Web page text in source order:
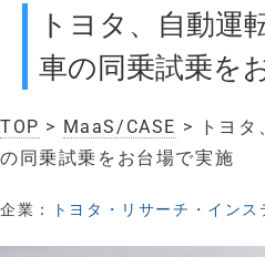
トヨタ、自動運
車の同乗試乗を
TOP > MaaS/CASE > トヨタ
の同乗試乗をお台場で実施
企業： トヨタ・リサーチ・インス